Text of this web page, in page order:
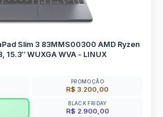
Slim 3 83MMS00300 AMD Ryzen
15.3″ WUXGA WVA - LINUX
PROMOÇÃO
R$ 3.200,00
BLACK FRIDAY
R$ 2.900,00